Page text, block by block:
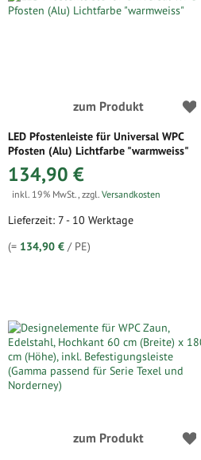
zum Produkt
LED Pfostenleiste für Universal WPC
Pfosten (Alu) Lichtfarbe "warmweiss"
134,90 €
inkl. 19% MwSt.,zzgl.Versandkosten
Lieferzeit: 7 - 10 Werktage
(= 134,90 € / PE)
zum Produkt